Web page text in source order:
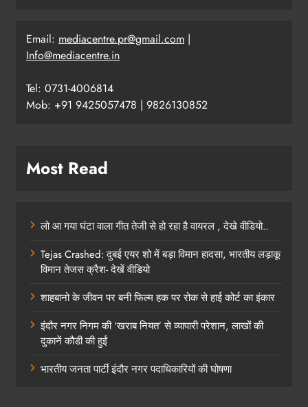
Email: mediacentre.pr@gmail.com |
Info@mediacentre.in
Tel: 0731-4006814
Mob: +91 9425057478 | 9826130852
Most Read
लो आ गया घंटा वाला गीत तेजी से हो रहा है वायरल , देखे वीडियो..
Tejas Crashed: दुबई एयर शो में बड़ा विमान हादसा, भारतीय लड़ाकू
विमान तेजस क्रैश- देखें वीडियो
शाहबानो के जीवन पर बनी फिल्म हक पर रोक से हाई कोर्ट का इंकार
इंदौर नगर निगम की ‘खराब नियत’ से व्यापारी परेशान, लाखों की
दुकानें कौडी की हुईं
भारतीय जनता पार्टी इंदौर नगर पदाधिकारियों की घोषणा